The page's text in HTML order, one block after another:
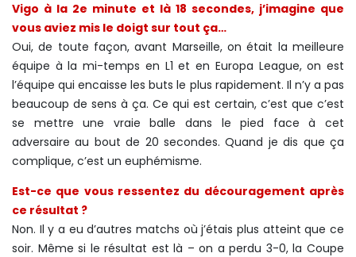
Vigo à la 2e minute et là 18 secondes, j’imagine que
vous aviez mis le doigt sur tout ça…
Oui, de toute façon, avant Marseille, on était la meilleure
équipe à la mi-temps en L1 et en Europa League, on est
l’équipe qui encaisse les buts le plus rapidement. Il n’y a pas
beaucoup de sens à ça. Ce qui est certain, c’est que c’est
se mettre une vraie balle dans le pied face à cet
adversaire au bout de 20 secondes. Quand je dis que ça
complique, c’est un euphémisme.
Est-ce que vous ressentez du découragement après
ce résultat ?
Non. Il y a eu d’autres matchs où j’étais plus atteint que ce
soir. Même si le résultat est là – on a perdu 3-0, la Coupe